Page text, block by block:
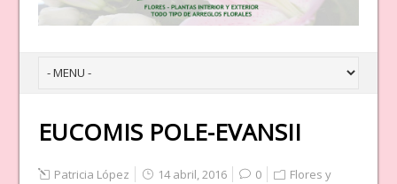
EUCOMIS POLE-EVANSII
Patricia López 14 abril, 2016 0
Flores y